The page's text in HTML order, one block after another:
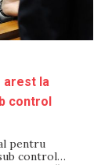
arest la
control
pentru
control